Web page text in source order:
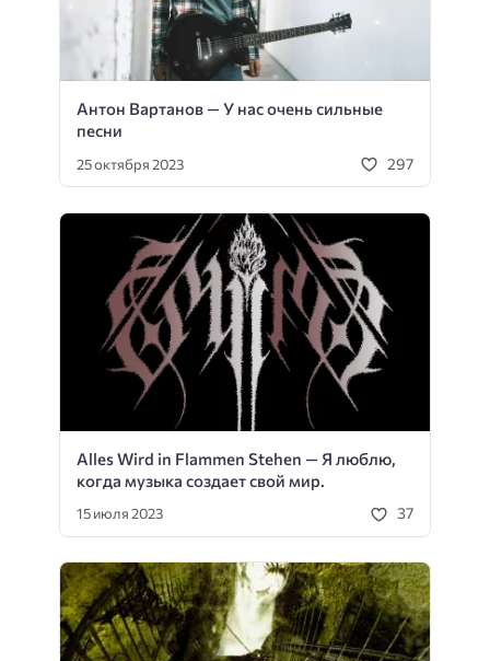
Антон Вартанов — У нас очень сильные
песни
25 октября 2023 297
Alles Wird in Flammen Stehen — Я люблю,
когда музыка создает свой мир.
15 июля 2023 37